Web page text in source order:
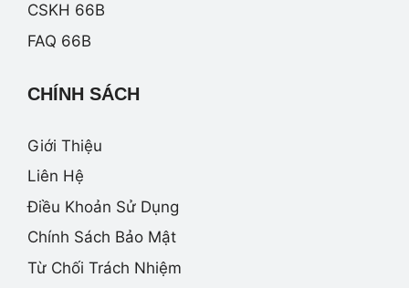
CSKH 66B
FAQ 66B
CHÍNH SÁCH
Giới Thiệu
Liên Hệ
Điều Khoản Sử Dụng
Chính Sách Bảo Mật
Từ Chối Trách Nhiệm